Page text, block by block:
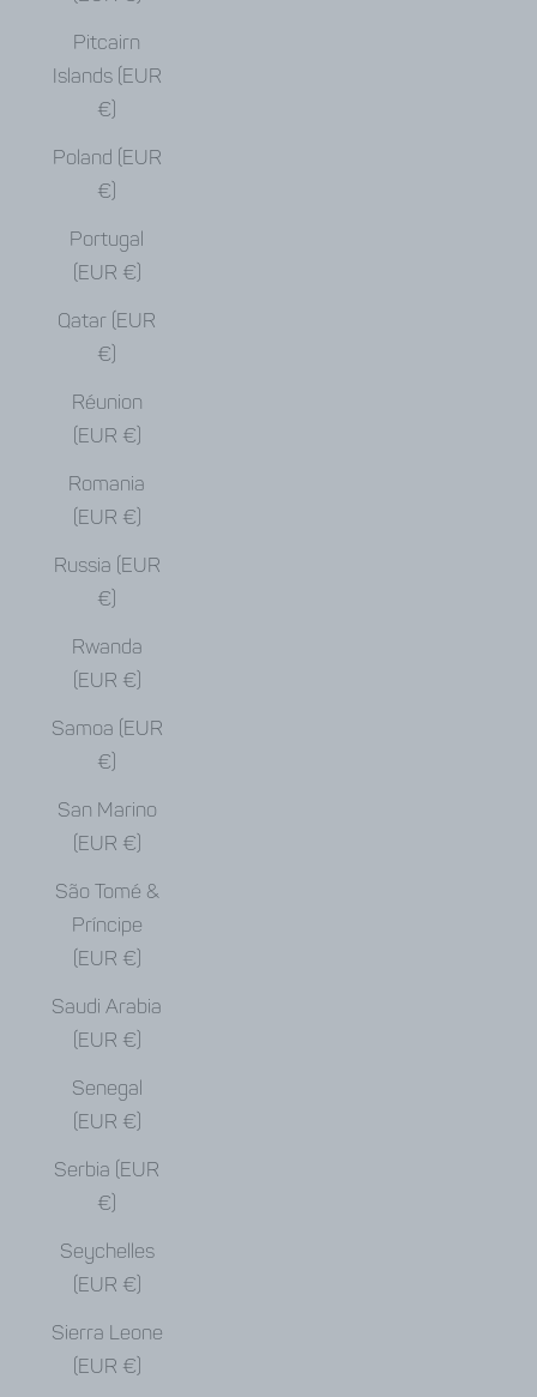
Pitcairn
Islands (EUR
€)
Poland (EUR
€)
Portugal
(EUR €)
Qatar (EUR
€)
Réunion
(EUR €)
Romania
(EUR €)
Russia (EUR
€)
Rwanda
(EUR €)
Samoa (EUR
€)
San Marino
(EUR €)
São Tomé &
Príncipe
(EUR €)
Saudi Arabia
(EUR €)
Senegal
(EUR €)
Serbia (EUR
€)
Seychelles
(EUR €)
Sierra Leone
(EUR €)